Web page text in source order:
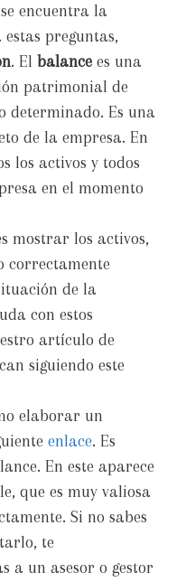
encuentra la
preguntas,
. El balance es una
patrimonial de
determinado. Es una
de la empresa. En
los activos y todos
en el momento
mostrar los activos,
correctamente
de la
con estos
artículo de
siguiendo este
elaborar un
enlace. Es
En este aparece
que es muy valiosa
Si no sabes
te
a un asesor o gestor